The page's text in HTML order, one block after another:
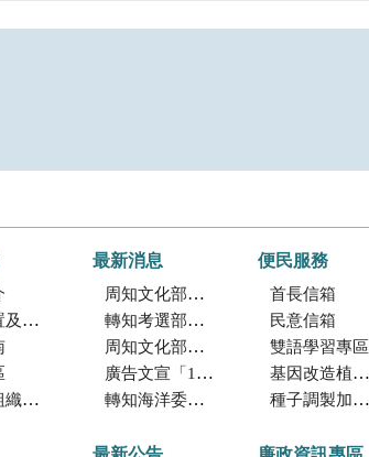
境
制
最新消息
周知文化部「2027年文化部百大文化基地徵選獎勵簡章」，歡迎踴躍參加。
轉知考選部「115年建築師、技師、大地工程技師（第二階段考試）、 不動產經紀人、記帳士考試」報名訊息
周知文化部文化資產局訂於115年9月19日至20日辦理「2026年全國古蹟日活動」
廣告文宣「116年度軍公教員工待遇提升方案」政策圖文說明
轉知海洋委員會海洋保育署「2026海洋保育創意短影音競賽」活動資訊
便民服務
首長信箱
民意信箱
雙語學習專區
基因改造植物委託檢測服務
種子調製加工暨寄倉服務